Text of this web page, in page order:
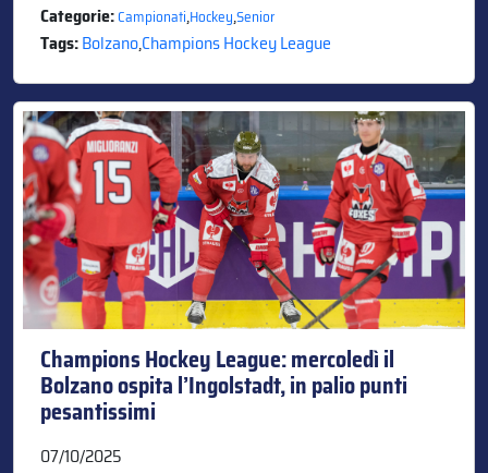
Categorie:Campionati,Hockey,Senior
Tags:Bolzano,Champions Hockey League
Champions Hockey League: mercoledì il
Bolzano ospita l’Ingolstadt, in palio punti
pesantissimi
07/10/2025